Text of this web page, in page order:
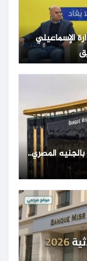
الإسماعيلي
المصري..